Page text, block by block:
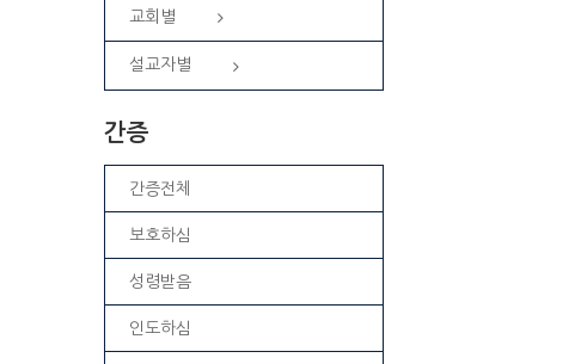
교회별
설교자별
간증
간증전체
보호하심
성령받음
인도하심